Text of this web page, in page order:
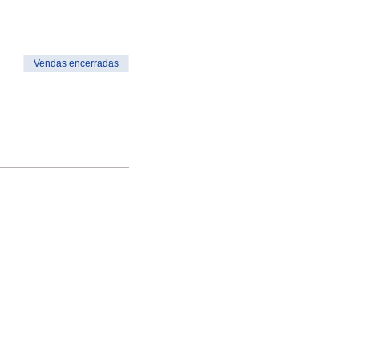
Vendas encerradas